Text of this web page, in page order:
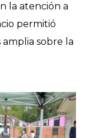
la atención a
permitió
sobre la